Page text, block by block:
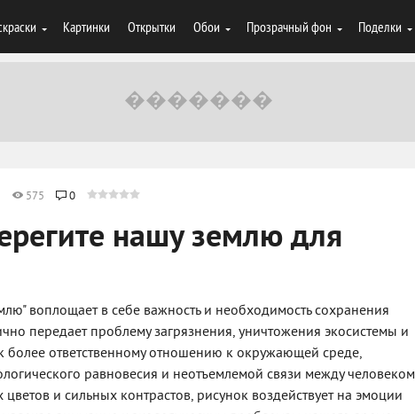
Картинки Открытки Обои Прозрачный фон Поделки
575 0
нашу землю для
воплощает в себе важность и необходимость сохранения
передает проблему загрязнения, уничтожения экосистемы и
более ответственному отношению к окружающей среде,
равновесия и неотъемлемой связи между человеком
и сильных контрастов, рисунок воздействует на эмоции